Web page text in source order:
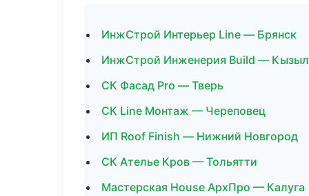
ИнжСтрой Интерьер Line — Брянск
ИнжСтрой Инженерия Build — Кызыл
СК Фасад Pro — Тверь
СК Line Монтаж — Череповец
ИП Roof Finish — Нижний Новгород
СК Ателье Кров — Тольятти
Мастерская House АрхПро — Калуга